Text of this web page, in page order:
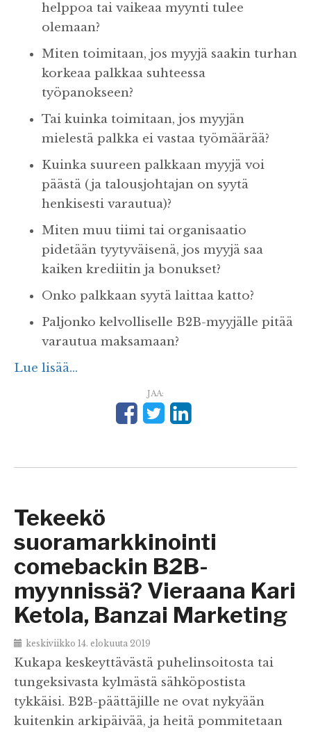
helppoa tai vaikeaa myynti tulee
olemaan?
Miten toimitaan, jos myyjä saakin turhan
korkeaa palkkaa suhteessa
työpanokseen?
Tai kuinka toimitaan, jos myyjän
mielestä palkka ei vastaa työmäärää?
Kuinka suureen palkkaan myyjä voi
päästä (ja talousjohtajan on syytä
henkisesti varautua)?
Miten muu tiimi tai organisaatio
pidetään tyytyväisenä, jos myyjä saa
kaiken krediitin ja bonukset?
Onko palkkaan syytä laittaa katto?
Paljonko kelvolliselle B2B-myyjälle pitää
varautua maksamaan?
Lue lisää...
JAA:
Tekeekö
suoramarkkinointi
comebackin B2B-
myynnissä? Vieraana Kari
Ketola, Banzai Marketing
keskiviikko 14. elokuuta 2019
Kukapa keskeyttävästä puhelinsoitosta tai
tungeksivasta kylmästä sähköpostista
tykkäisi. B2B-päättäjille ne ovat nykyään
kuitenkin arkipäivää, ja heitä pommitetaan